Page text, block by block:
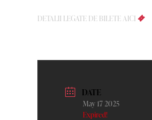
DETALII LEGATE DE BILETE AICI
DATE
May 17 2025
Expired!